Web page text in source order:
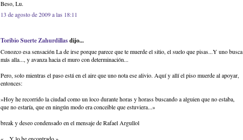
Beso, Lu.
13 de agosto de 2009 a las 18:11
Toribio Suerte Zahurdillasdijo...
Conozco esa sensación La de irse porque parece que te muerde el sitio, el suelo que pisas...Y uno busca
más alla..., y avanza hacia el muro con determinación...
Pero, solo mientras el paso está en el aire que uno nota ese alivio. Aquí y allí el piso muerde al apoyar,
entonces:
»Hoy he recorrido la ciudad como un loco durante horas y horass buscando a alguien que no estaba,
que no estaría, que en ningún modo era conceible que estuviera...»
break y deseo condensado en el mensaje de Rafael Argullol